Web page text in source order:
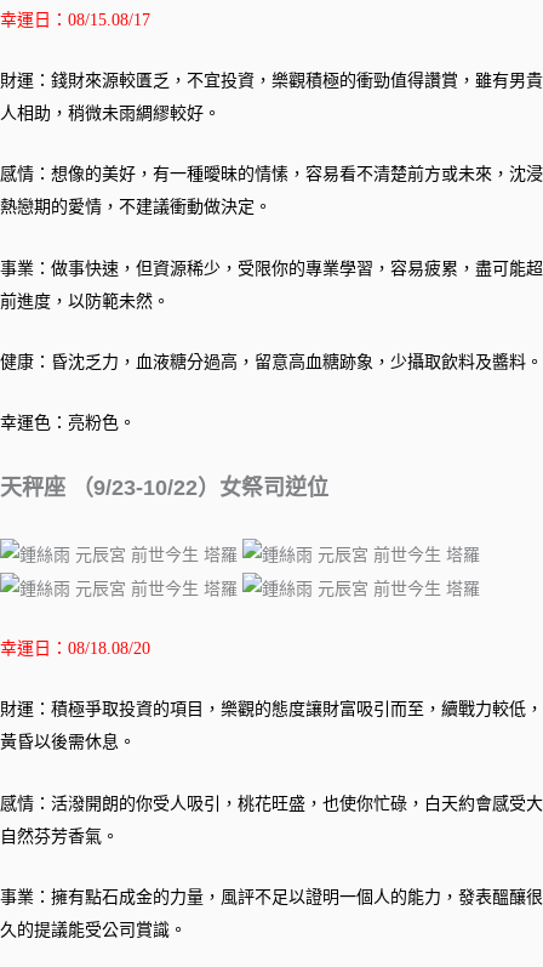
幸運日：08/15.08/17
財運：錢財來源較匱乏，不宜投資，樂觀積極的衝勁值得讚賞，雖有男貴
人相助，稍微未雨綢繆較好。
感情：想像的美好，有一種曖昧的情愫，容易看不清楚前方或未來，沈浸
熱戀期的愛情，不建議衝動做決定。
事業：做事快速，但資源稀少，受限你的專業學習，容易疲累，盡可能超
前進度，以防範未然。
健康：昏沈乏力，血液糖分過高，留意高血糖跡象，少攝取飲料及醬料。
幸運色：亮粉色。
天秤座 （9/23-10/22）女祭司逆位
幸運日：08/18.08/20
財運：積極爭取投資的項目，樂觀的態度讓財富吸引而至，續戰力較低，
黃昏以後需休息。
感情：活潑開朗的你受人吸引，桃花旺盛，也使你忙碌，白天約會感受大
自然芬芳香氣。
事業：擁有點石成金的力量，風評不足以證明一個人的能力，發表醞釀很
久的提議能受公司賞識。